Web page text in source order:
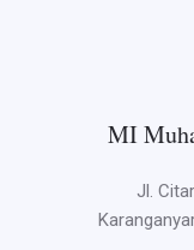
MI
Jl.